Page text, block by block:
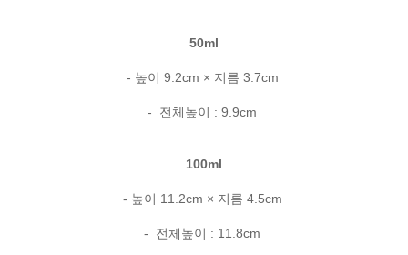
50ml
- 높이 9.2cm × 지름 3.7cm
- 전체높이 : 9.9cm
100ml
- 높이 11.2cm × 지름 4.5cm
- 전체높이 : 11.8cm